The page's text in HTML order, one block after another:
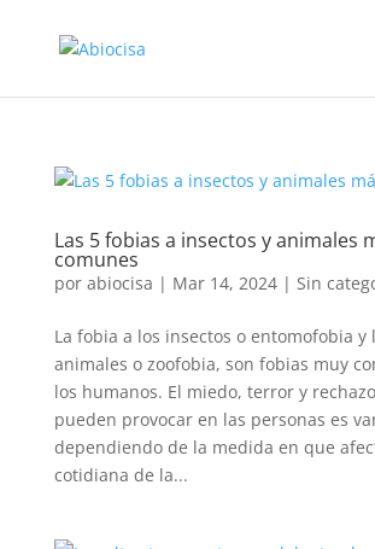
Las 5 fobias a insectos y animales
comunes
por abiocisa | Mar 14, 2024| Sin
La fobia a los insectos o entomofobia y
animales o zoofobia, son fobias muy
los humanos. El miedo, terror y
pueden provocar en las personas es
dependiendo de la medida en que
cotidiana de la...